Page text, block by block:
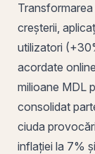
creșterii,
utilizatori
acordate
milioane MDL
consolidat
ciuda
inflației la 7%